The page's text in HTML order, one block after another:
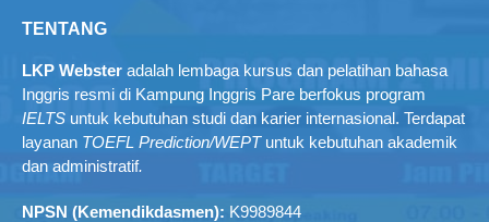
TENTANG
LKP Webster adalah lembaga kursus dan pelatihan bahasa
Inggris resmi di Kampung Inggris Pare berfokus program
IELTS untuk kebutuhan studi dan karier internasional. Terdapat
layanan TOEFL Prediction/WEPTuntuk kebutuhan akademik
dan administratif.
NPSN (Kemendikdasmen): K9989844